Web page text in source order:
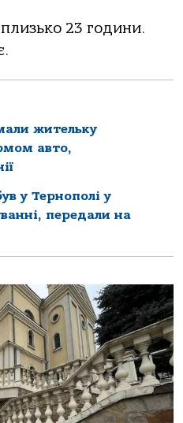
23 години.
жительку
авто,
у Тернополі у
передали на